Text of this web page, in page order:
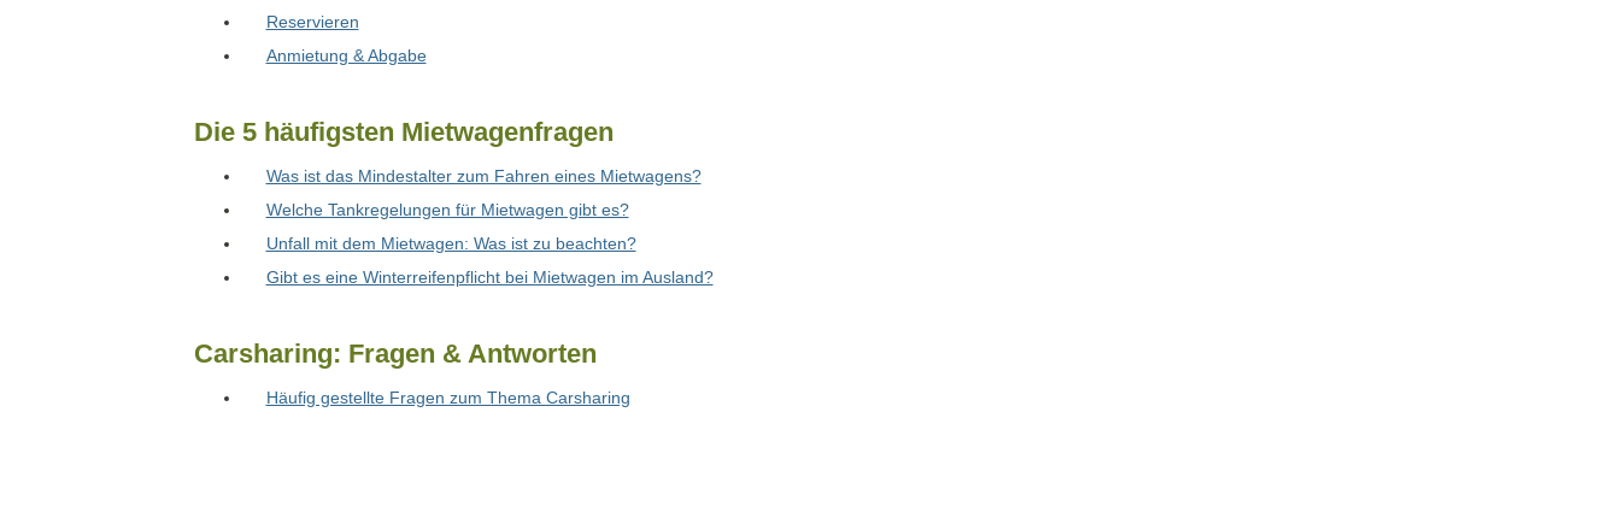
Reservieren
Anmietung & Abgabe
Die 5 häufigsten Mietwagenfragen
Was ist das Mindestalter zum Fahren eines Mietwagens?
Welche Tankregelungen für Mietwagen gibt es?
Unfall mit dem Mietwagen: Was ist zu beachten?
Gibt es eine Winterreifenpflicht bei Mietwagen im Ausland?
Carsharing: Fragen & Antworten
Häufig gestellte Fragen zum Thema Carsharing